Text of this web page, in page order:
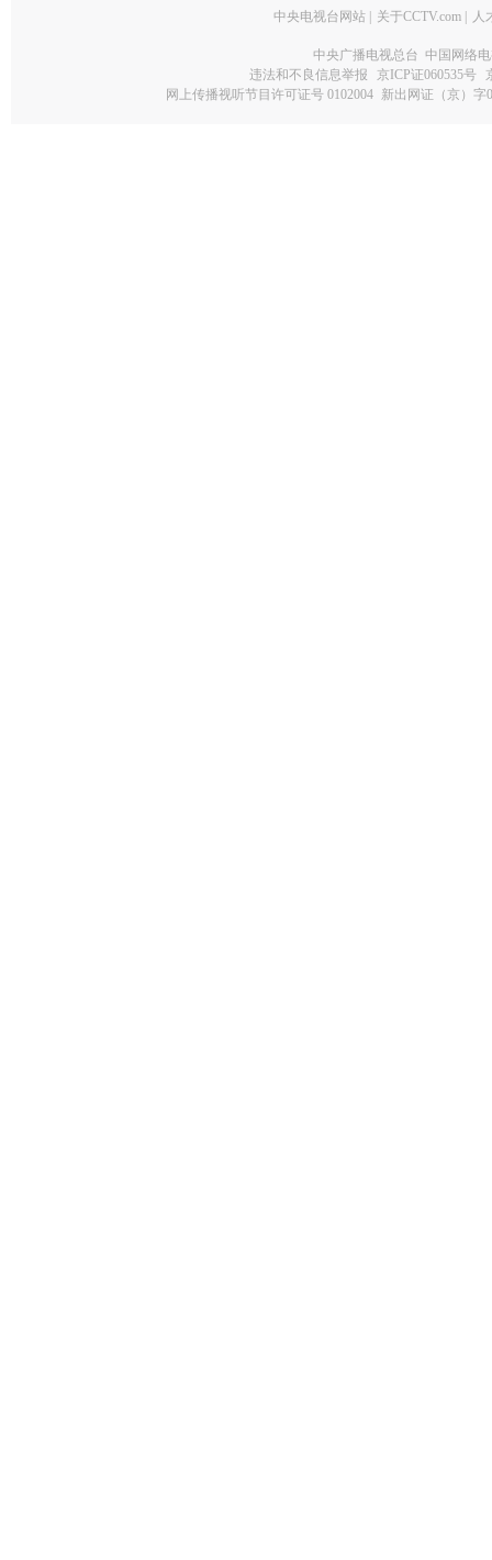
中央电视台网站 关于CCTV.com 人
中央广播电视总台 中国网络
违法和不良信息举报
京ICP证060535号
网上传播视听节目许可证号 0102004 新出网证（京）